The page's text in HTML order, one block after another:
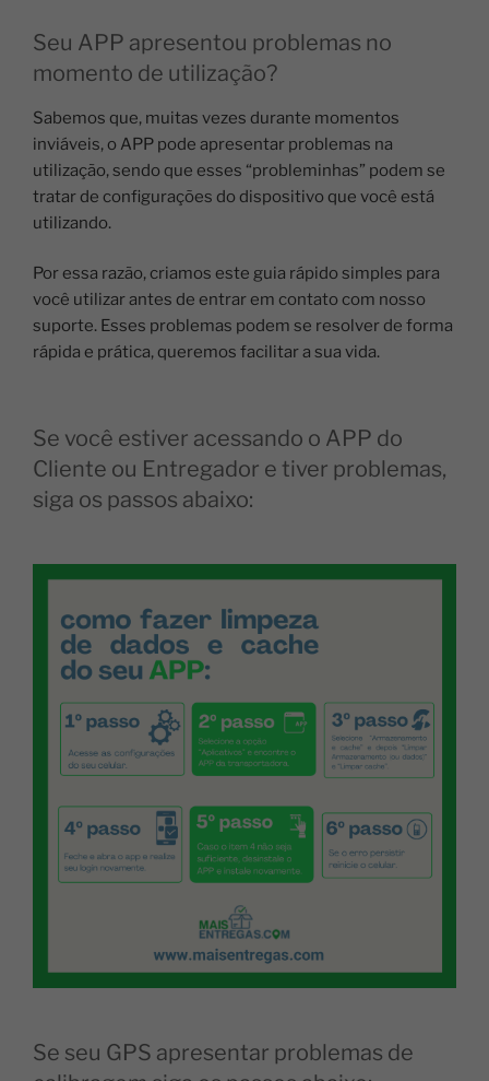
Seu APP apresentou problemas no
momento de utilização?
Sabemos que, muitas vezes durante momentos
inviáveis, o APP pode apresentar problemas na
utilização, sendo que esses “probleminhas” podem se
tratar de configurações do dispositivo que você está
utilizando.
Por essa razão, criamos este guia rápido simples para
você utilizar antes de entrar em contato com nosso
suporte. Esses problemas podem se resolver de forma
rápida e prática, queremos facilitar a sua vida.
Se você estiver acessando o APP do
Cliente ou Entregador e tiver problemas,
siga os passos abaixo:
Se seu GPS apresentar problemas de